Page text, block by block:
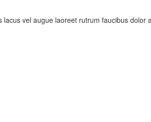
vel augue laoreet rutrum faucibus dolor